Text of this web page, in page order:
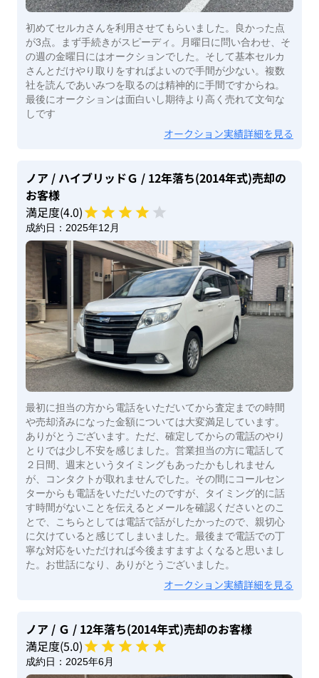
初めてセルカさんを利用させてもらいました。良かった点
が3点。まず手続きがスピーディ。月曜日に問い合わせ、そ
の週の金曜日にはオークションでした。そして基本セルカ
さんとだけやり取りをすればよいので手間が少ない。複数
社を読んであいみつを取るのは精神的に手間ですからね。
最後にオークションは面白いし期待より高く売れて文句な
しです
オークション実績詳細を見る
ノア / ハイブリッドＧ / 12年落ち(2014年式)売却の
お客様
満足度(4.0)
成約日： 2025年12月
最初に担当の方から電話をいただいてから査定までの時間
や売却済みになった金額については大変満足しています。
ありがとうございます。ただ、確定してからの電話のやり
とりでは少し不安を感じました。営業担当の方に電話して
２日間、週末というタイミングもあったかもしれません
が、コンタクトが取れませんでした。その間にコールセン
ターからも電話をいただいたのですが、タイミング的に話
す時間がないことを伝えるとメールを確認くださいとのこ
とで、こちらとしては電話で話がしたかったので、親切心
に欠けていると感じてしまいました。最後まで電話での丁
寧な対応をいただければ今後ますますよくなると思いまし
た。お世話になり、ありがとうございました。
オークション実績詳細を見る
ノア / Ｇ / 12年落ち(2014年式)売却のお客様
満足度(5.0)
成約日： 2025年6月